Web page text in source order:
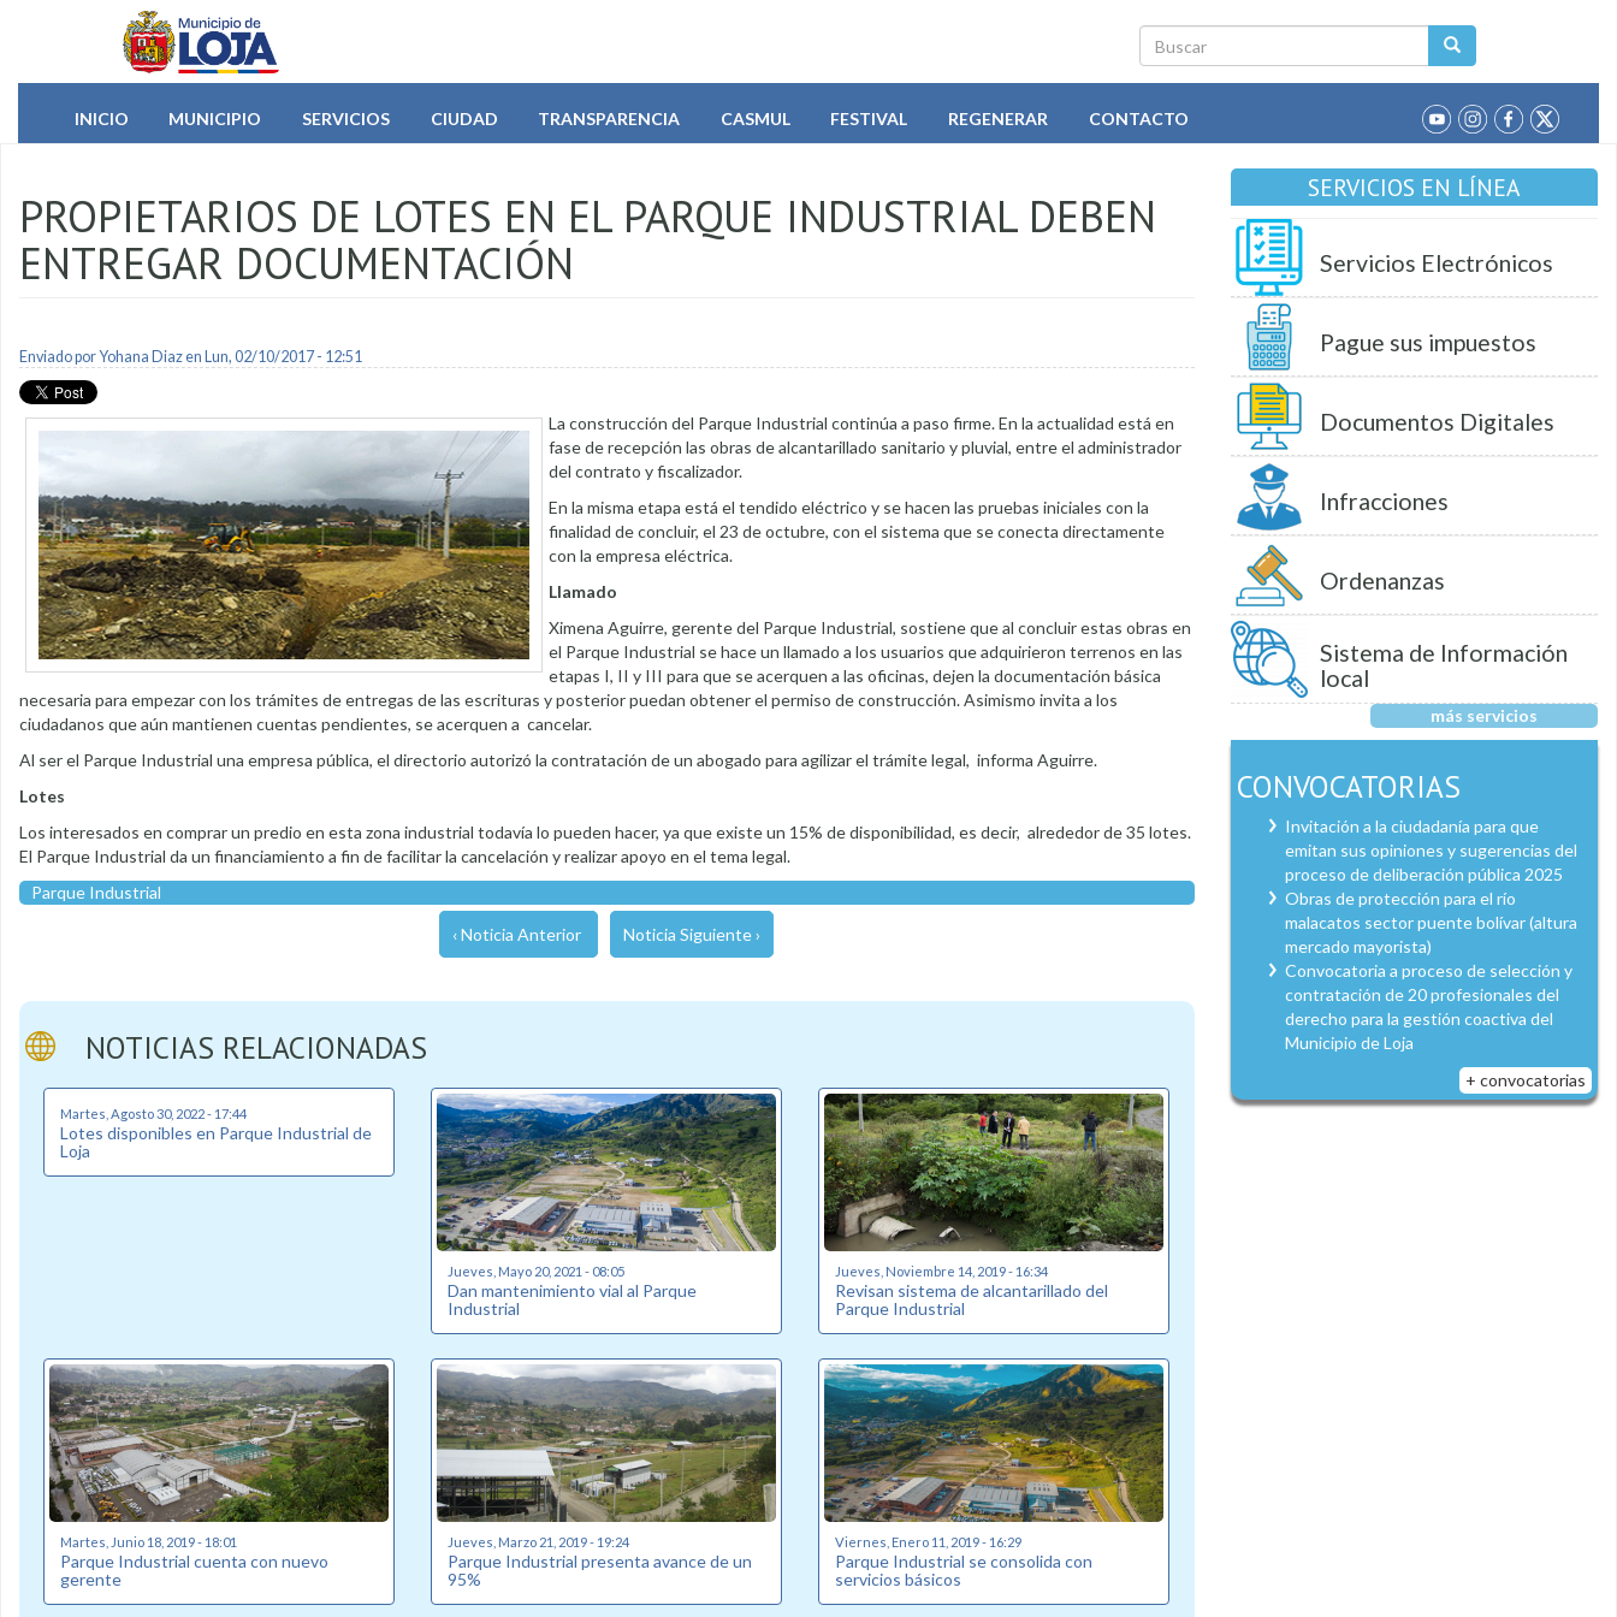
Pasar al contenido principal
Buscar
INICIO
MUNICIPIO SERVICIOS CIUDAD TRANSPARENCIA CASMUL FESTIVAL REGENERAR CONTACTO
PROPIETARIOS DE LOTES EN EL PARQUE INDUSTRIAL DEBEN
ENTREGAR DOCUMENTACIÓN
Enviado porYohana Diazen Lun, 02/10/2017 - 12:51
La construcción del Parque Industrial continúa a paso firme. En la actualidad está en
fase de recepción las obras de alcantarillado sanitario y pluvial, entre el administrador
del contrato y fiscalizador.
En la misma etapa está el tendido eléctrico y se hacen las pruebas iniciales con la
finalidad de concluir, el 23 de octubre, con el sistema que se conecta directamente
con la empresa eléctrica.
Llamado
Ximena Aguirre, gerente del Parque Industrial, sostiene que al concluir estas obras en
el Parque Industrial se hace un llamado a los usuarios que adquirieron terrenos en las
etapas I, II y III para que se acerquen a las oficinas, dejen la documentación básica
necesaria para empezar con los trámites de entregas de las escrituras y posterior puedan obtener el permiso de construcción. Asimismo invita a los
ciudadanos que aún mantienen cuentas pendientes, se acerquen a cancelar.
Al ser el Parque Industrial una empresa pública, el directorio autorizó la contratación de un abogado para agilizar el trámite legal, informa Aguirre.
Lotes
Los interesados en comprar un predio en esta zona industrial todavía lo pueden hacer, ya que existe un 15% de disponibilidad, es decir, alrededor de 35 lotes.
El Parque Industrial da un financiamiento a fin de facilitar la cancelación y realizar apoyo en el tema legal.
Parque Industrial
‹ Noticia Anterior Noticia Siguiente ›
NOTICIAS RELACIONADAS
Martes, Agosto 30, 2022 - 17:44
Lotes disponibles en Parque Industrial de
Loja
Jueves, Mayo 20, 2021 - 08:05
Dan mantenimiento vial al Parque
Industrial
Jueves, Noviembre 14, 2019 - 16:34
Revisan sistema de alcantarillado del
Parque Industrial
Martes, Junio 18, 2019 - 18:01
Parque Industrial cuenta con nuevo
gerente
Jueves, Marzo 21, 2019 - 19:24
Parque Industrial presenta avance de un
95%
Viernes, Enero 11, 2019 - 16:29
Parque Industrial se consolida con
servicios básicos
SERVICIOS EN LÍNEA
Servicios Electrónicos
Pague sus impuestos
Documentos Digitales
Infracciones
Ordenanzas
Sistema de Información
local
más servicios
CONVOCATORIAS
Invitación a la ciudadanía para que
emitan sus opiniones y sugerencias del
proceso de deliberación pública 2025
Obras de protección para el río
malacatos sector puente bolívar (altura
mercado mayorista)
Convocatoria a proceso de selección y
contratación de 20 profesionales del
derecho para la gestión coactiva del
Municipio de Loja
+ convocatorias